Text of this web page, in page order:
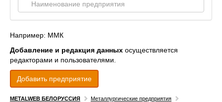
Например: ММК
Добавление и редакция данных осуществляется
редакторами и пользователями.
Добавить предприятие
METALWEB БЕЛОРУССИЯ
Металлургические предприятия